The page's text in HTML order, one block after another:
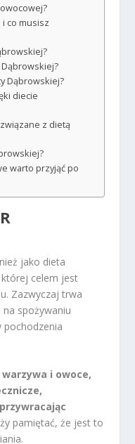
i co musisz
Dąbrowskiej?
diecie
z dietą
warto przyjąć po
jako dieta
celem jest
Zazwyczaj trwa
na spożywaniu
pochodzenia
i owoce,
pamiętać, że jest to